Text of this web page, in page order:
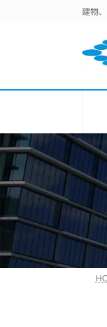
へ
ッ
プ
ョ
移
動
建物